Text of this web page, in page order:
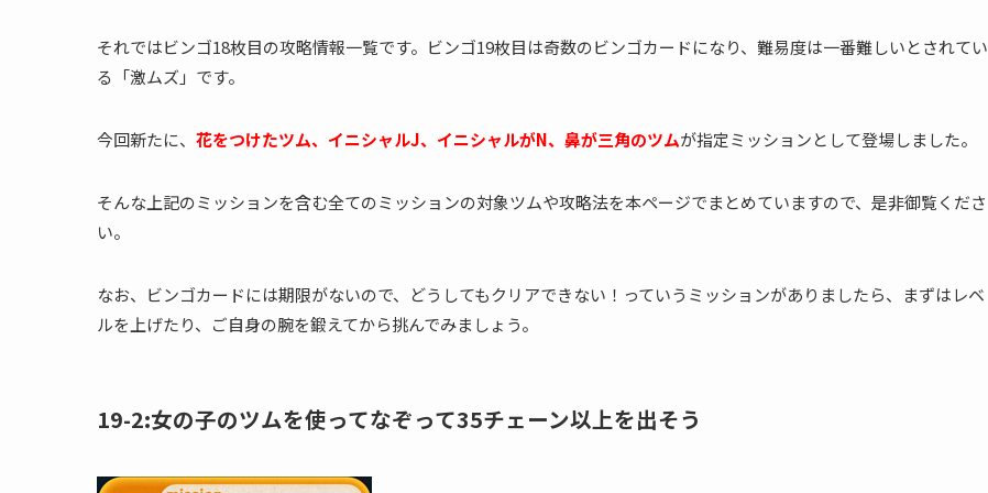
それではビンゴ18枚目の攻略情報一覧です。ビンゴ19枚目は奇数のビンゴカードになり、難易度は一番難しいとされてい
る「激ムズ」です。
今回新たに、 花をつけたツム、イニシャルJ、イニシャルがN、鼻が三角のツムが指定ミッションとして登場しました。
そんな上記のミッションを含む全てのミッションの対象ツムや攻略法を本ページでまとめていますので、是非御覧くださ
い。
なお、ビンゴカードには期限がないので、どうしてもクリアできない！っていうミッションがありましたら、まずはレベ
ルを上げたり、ご自身の腕を鍛えてから挑んでみましょう。
19-2:女の子のツムを使ってなぞって35チェーン以上を出そう